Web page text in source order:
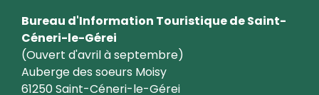
Bureau d'Information Touristique de Saint-
Céneri-le-Gérei
(Ouvert d'avril à septembre)
Auberge des soeurs Moisy
61250 Saint-Céneri-le-Gérei